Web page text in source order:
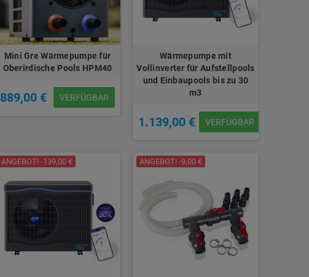
Mini Gre Wärmepumpe für
Oberirdische Pools HPM40
889,00 € VERFÜGBAR
Wärmepumpe mit
Vollinverter für Aufstellpools
und Einbaupools bis zu 30
m3
1.139,00 € VERFÜGBAR
ANGEBOT! -139,00 € ANGEBOT! -9,00 €